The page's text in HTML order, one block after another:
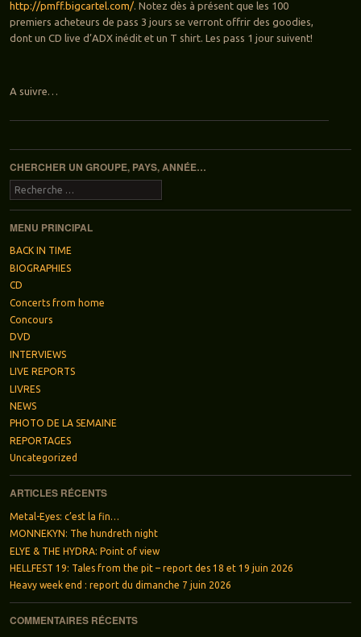
http://pmff.bigcartel.com/. Notez dès à présent que les 100
premiers acheteurs de pass 3 jours se verront offrir des goodies,
dont un CD live d’ADX inédit et un T shirt. Les pass 1 jour suivent!
A suivre…
Navigation des articles
CHERCHER UN GROUPE, PAYS, ANNÉE…
Recherche
MENU PRINCIPAL
BACK IN TIME
BIOGRAPHIES
CD
Concerts from home
Concours
DVD
INTERVIEWS
LIVE REPORTS
LIVRES
NEWS
PHOTO DE LA SEMAINE
REPORTAGES
Uncategorized
ARTICLES RÉCENTS
Metal-Eyes: c’est la fin…
MONNEKYN: The hundreth night
ELYE & THE HYDRA: Point of view
HELLFEST 19: Tales from the pit – report des 18 et 19 juin 2026
Heavy week end : report du dimanche 7 juin 2026
COMMENTAIRES RÉCENTS